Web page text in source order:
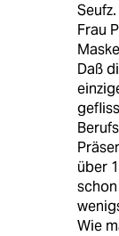
Seufz.
Frau
Daß
über
Wie